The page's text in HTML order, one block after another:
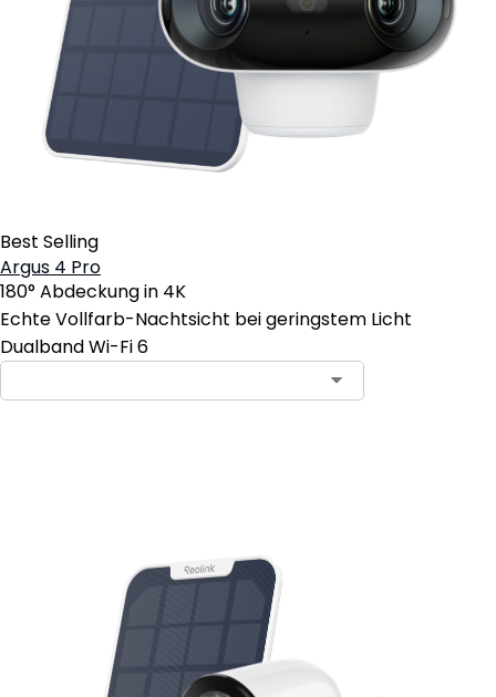
Best Selling
Argus 4 Pro
180° Abdeckung in 4K
Echte Vollfarb-Nachtsicht bei geringstem Licht
Dualband Wi-Fi 6